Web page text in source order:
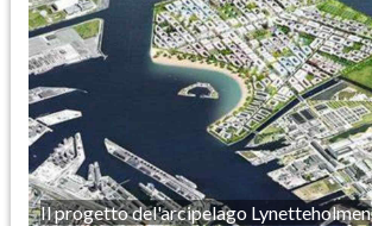
Il progetto del'arcipelago Lynetteholmen